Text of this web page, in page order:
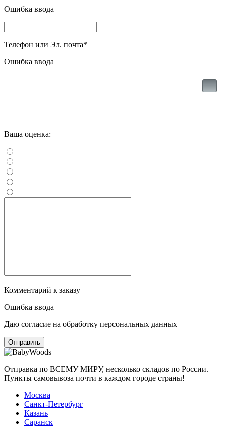
Ошибка ввода
Телефон или Эл. почта*
Ошибка ввода
Ваша оценка:
Комментарий к заказу
Ошибка ввода
Даю согласие на обработку персональных данных
Отправка по ВСЕМУ МИРУ, несколько складов по России.
Пункты самовывоза почти в каждом городе страны!
Москва
Санкт-Петербург
Казань
Саранск